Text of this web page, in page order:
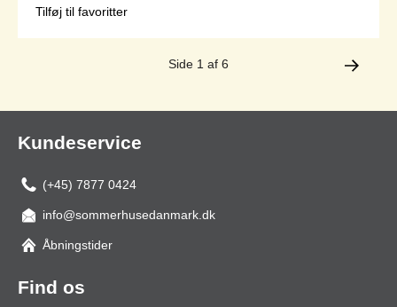
Tilføj til favoritter
Side 1 af 6
Kundeservice
(+45) 7877 0424
info@sommerhusedanmark.dk
Åbningstider
Find os